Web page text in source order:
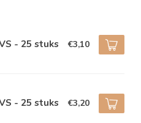
- 25 stuks €3,10
- 25 stuks €3,20